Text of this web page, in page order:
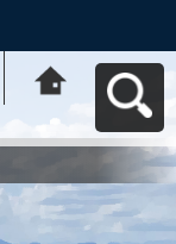
動応援ｻｲﾄ はち
コミねっとへ戻